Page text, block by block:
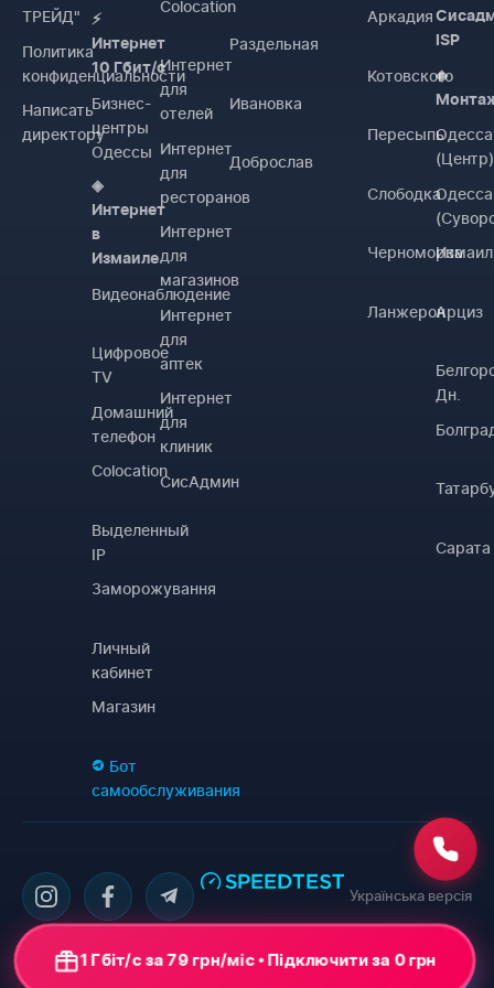
Написать рекрутеру
ТРЕЙД"
Политика
конфиденциальности
Написать
директору
⚡
Интернет
10 Гбит/с
Бизнес-
центры
Одессы
◈
Интернет
в
Измаиле
Видеонаблюдение
Цифровое
TV
Домашний
телефон
Colocation
Выделенный
IP
Заморожування
Личный
кабинет
Магазин
Бот
самообслуживания
Colocation
Интернет
для
отелей
Интернет
для
ресторанов
Интернет
для
магазинов
Интернет
для
аптек
Интернет
для
клиник
СисАдмин
Раздельная
Ивановка
Доброслав
Аркадия
Котовского
Пересыпь
Слободка
Черноморка
Ланжерон
ISP
◈
Одесса
(Центр)
Одесса
Измаил
Арциз
Дн.
Сарата
Українська версія
1 Гбіт/с за 79 грн/міс • Підключити за 0 грн